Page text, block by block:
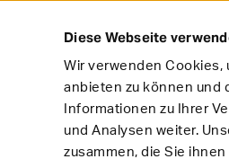
Diese Webseite
Wir verwenden Cookies,
anbieten zu können und
Informationen zu Ihrer
und Analysen weiter.
zusammen, die Sie